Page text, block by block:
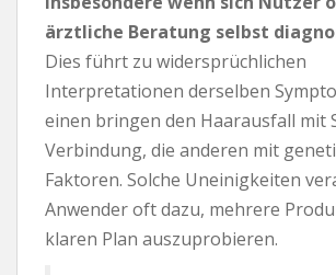
ärztliche Beratung selbst
Dies führt zu widersprüchlichen
Interpretationen derselben
einen bringen den Haarausfall mit
Verbindung, die anderen mit
Faktoren. Solche Uneinigkeiten
Anwender oft dazu, mehrere
klaren Plan auszuprobieren.